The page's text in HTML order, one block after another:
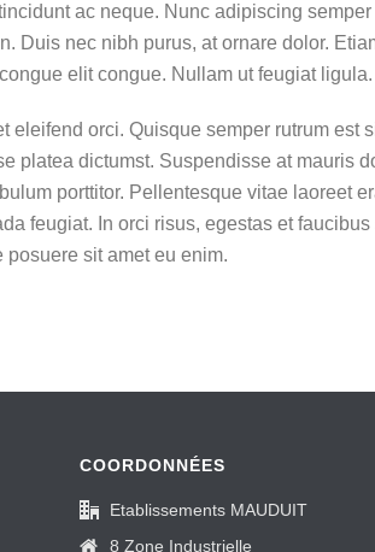
ac neque. Nunc adipiscing
Duis nec nibh purus, at ornare dolor.
elit congue. Nullam ut feugiat
eleifend orci. Quisque semper rutrum
platea dictumst. Suspendisse at mauris
porttitor. Pellentesque vitae laoreet
feugiat. In orci risus, egestas et
sit amet eu enim.
COORDONNÉES
Etablissements MAUDUIT
8 Zone Industrielle